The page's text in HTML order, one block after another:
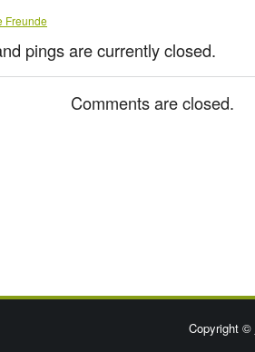
Freunde
pings are currently closed.
Comments are closed.
Copyright ©